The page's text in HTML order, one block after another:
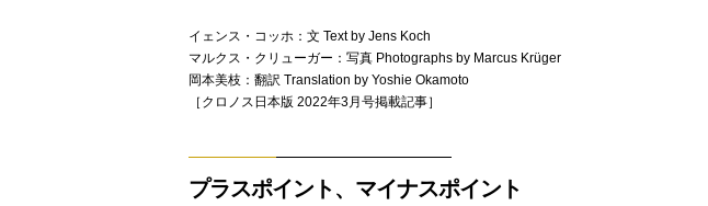
イェンス・コッホ：文 Text by Jens Koch
マルクス・クリューガー：写真 Photographs by Marcus Krüger
岡本美枝：翻訳 Translation by Yoshie Okamoto
［クロノス日本版 2022年3月号掲載記事］
プラスポイント、マイナスポイント